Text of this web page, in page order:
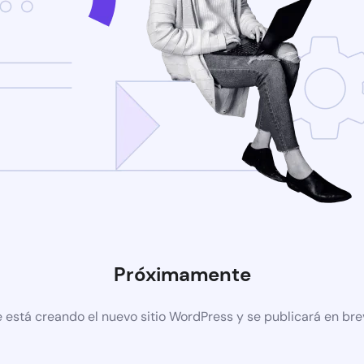
Próximamente
está creando el nuevo sitio WordPress y se publicará en